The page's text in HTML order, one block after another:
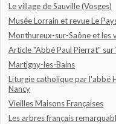
Le village de Sauville (Vosges)
Musée Lorrain et revue Le
Monthureux-sur-Saône et les
Article "Abbé Paul Pierrat"
Martigny-les-Bains
Liturgie catholique par l'abbé
Nancy
Vieilles Maisons Françaises
Les arbres français